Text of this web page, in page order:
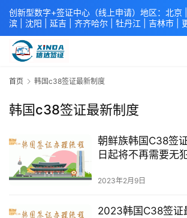
首页 韩国c38签证最新制度
韩国c38签证最新制度
朝鲜族韩国C38签
日起将不再需要无
2023年2月9日
2023韩国C38签证
创新型数字+签证中心（线上申请）地区：北京 |
滨
沈阳 延吉 | 齐齐哈尔 | 牡丹江 吉林市 |
心
中青旅信达联合签证中心
学签证 商务签证 探亲签证 旅游签证 涉外公证 外
xindavisa01 免责声明：本站非政府网站，不隶
提供服务机构：信达出入境服务有限公司
交部认证 单（双认证），海牙认证。